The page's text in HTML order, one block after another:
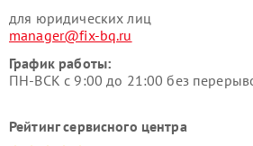
для юридических лиц
manager@fix-bq.ru
График работы:
ПН-ВСК с 9:00 до 21:00 без
Рейтинг сервисного центра